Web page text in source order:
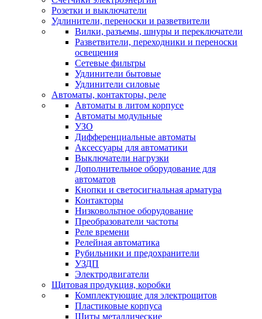
Розетки и выключатели
Удлинители, переноски и разветвители
Вилки, разъемы, шнуры и переключатели
Разветвители, переходники и переноски
освещения
Сетевые фильтры
Удлинители бытовые
Удлинители силовые
Автоматы, контакторы, реле
Автоматы в литом корпусе
Автоматы модульные
УЗО
Дифференциальные автоматы
Аксессуары для автоматики
Выключатели нагрузки
Дополнительное оборудование для
автоматов
Кнопки и светосигнальная арматура
Контакторы
Низковольтное оборудование
Преобразователи частоты
Реле времени
Релейная автоматика
Рубильники и предохранители
УЗДП
Электродвигатели
Щитовая продукция, коробки
Комплектующие для электрощитов
Пластиковые корпуса
Щиты металлические